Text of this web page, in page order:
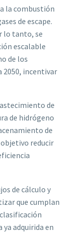
la combustión
de escape.
lo tanto, se
escalable
de los
2050, incentivar
de
de hidrógeno
de
reducir
de cálculo y
que cumplan
adquirida en